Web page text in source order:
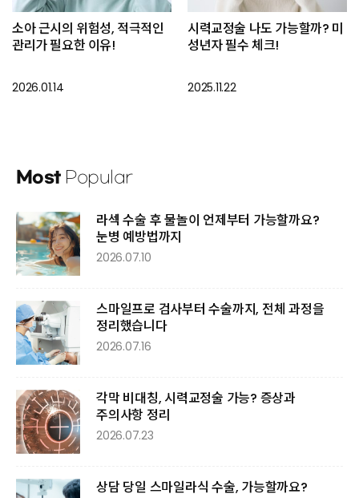
소아 근시의 위험성, 적극적인
관리가 필요한 이유!
2026.01.14
시력교정술 나도 가능할까? 미
성년자 필수 체크!
2025.11.22
Most Popular
라섹 수술 후 물놀이 언제부터 가능할까요?
눈병 예방법까지
2026.07.10
스마일프로 검사부터 수술까지, 전체 과정을
정리했습니다
2026.07.16
각막 비대칭, 시력교정술 가능? 증상과
주의사항 정리
2026.07.23
상담 당일 스마일라식 수술, 가능할까요?